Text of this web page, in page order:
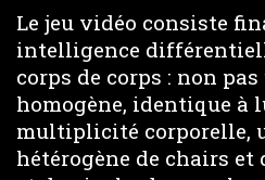
Le jeu vidéo consiste
intelligence
corps de corps : non
homogène, identique à
multiplicité corporelle,
hétérogène de chairs et